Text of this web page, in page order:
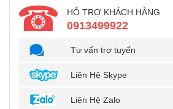
HỖ TRỢ KHÁCH HÀNG
0913499922
Tư vấn trợ tuyến
Liên Hệ Skype
Liên Hệ Zalo